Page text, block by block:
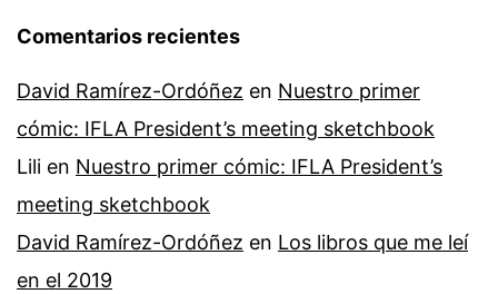
Comentarios recientes
David Ramírez-Ordóñez en Nuestro primer
cómic: IFLA President’s meeting sketchbook
Lili en Nuestro primer cómic: IFLA President’s
meeting sketchbook
David Ramírez-Ordóñez en Los libros que me leí
en el 2019